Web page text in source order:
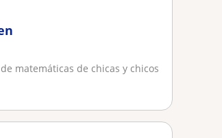
matemáticas de chicas y chicos